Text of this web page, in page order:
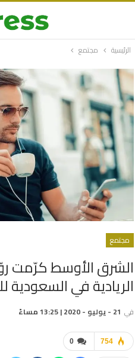
الرئيسية مجتمع
مجتمع
الشرق الأوسط كرّمت
الريادية في السعودية
في 21 - يوليو - 2020 | 13:25 مساءً
0 754